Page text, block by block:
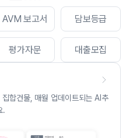
AVM 보고서 담보등급
평가자문 대출모집
합건물, 매월 업데이트되는 AI추
.